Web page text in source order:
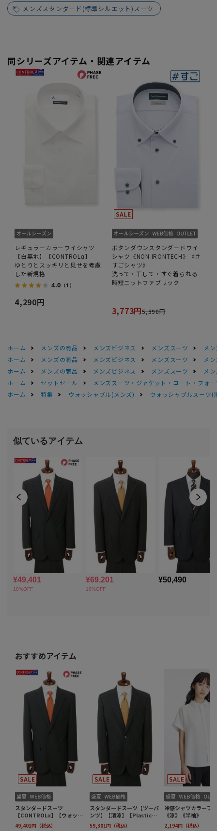
メンズスタンダード(標準シルエット)スーツ
同シリーズアイテム・関連アイテム
レギュラーカラーワイシャツ
【白無地】【CONTROLα】
ゆとりとスッキリと見せを考慮
した新規格
4.0 （1）
4,290円
ボタンダウンスタンダードワイ
シャツ《NON IRONTECH》《＃
すごシャツ》
洗って・干して・すぐ着られる
時短ニットファブリック
3,773円5,390円
ホーム メンズの商品 メンズビジネス メンズスーツ
メ
ホーム
メンズの商品 メンズビジネス メンズスーツ
メ
ホーム
メンズの商品 メンズビジネス メンズスーツ
メ
ホーム
セットセール
メンズスーツ・ジャケット・コート・フォ
ホーム
特集 ウォッシャブル(メンズ) ウォッシャブルスーツ(